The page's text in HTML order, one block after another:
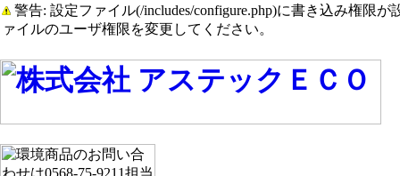
警告: 設定ファイル(/includes/configure.php)に書き込み権限が
ァイルのユーザ権限を変更してください。